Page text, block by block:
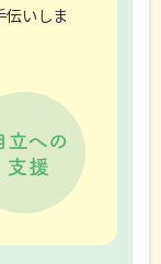
伝いしま